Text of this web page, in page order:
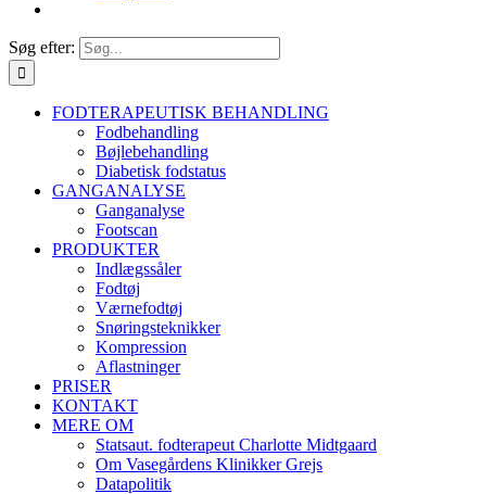
Søg efter:
FODTERAPEUTISK BEHANDLING
Fodbehandling
Bøjlebehandling
Diabetisk fodstatus
GANGANALYSE
Ganganalyse
Footscan
PRODUKTER
Indlægssåler
Fodtøj
Værnefodtøj
Snøringsteknikker
Kompression
Aflastninger
PRISER
KONTAKT
MERE OM
Statsaut. fodterapeut Charlotte Midtgaard
Om Vasegårdens Klinikker Grejs
Datapolitik